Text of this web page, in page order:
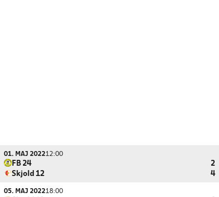
01. MAJ 202212:00
FB 24
2
Skjold 12
4
05. MAJ 202218:00